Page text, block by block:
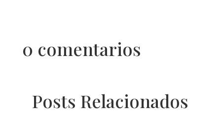
0 comentarios
Posts Relacionados